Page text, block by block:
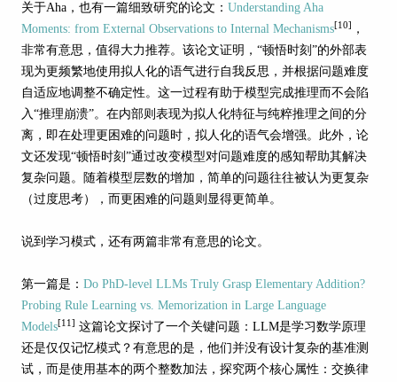
关于Aha，也有一篇细致研究的论文： Understanding Aha
Moments: from External Observations to Internal Mechanisms[10]
，
非常有意思，值得大力推荐。该论文证明，“顿悟时刻”的外部表
现为更频繁地使用拟人化的语气进行自我反思，并根据问题难度
自适应地调整不确定性。这一过程有助于模型完成推理而不会陷
入“推理崩溃”。在内部则表现为拟人化特征与纯粹推理之间的分
离，即在处理更困难的问题时，拟人化的语气会增强。此外，论
文还发现“顿悟时刻”通过改变模型对问题难度的感知帮助其解决
复杂问题。随着模型层数的增加，简单的问题往往被认为更复杂
（过度思考），而更困难的问题则显得更简单。
说到学习模式，还有两篇非常有意思的论文。
第一篇是： Do PhD-level LLMs Truly Grasp Elementary Addition?
Probing Rule Learning vs. Memorization in Large Language
Models[11] 这篇论文探讨了一个关键问题：LLM是学习数学原理
还是仅仅记忆模式？有意思的是，他们并没有设计复杂的基准测
试，而是使用基本的两个整数加法，探究两个核心属性：交换律